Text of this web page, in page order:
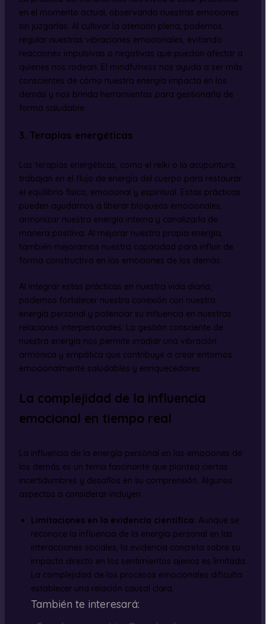
en el momento actual, observando nuestras emociones
sin juzgarlas. Al cultivar la atención plena, podemos
regular nuestras vibraciones emocionales, evitando
reacciones impulsivas o negativas que puedan afectar a
quienes nos rodean. El mindfulness nos ayuda a ser más
conscientes de cómo nuestra energía impacta en los
demás y nos brinda herramientas para gestionarla de
forma saludable.
3. Terapias energéticas
Las terapias energéticas, como el reiki o la acupuntura,
trabajan en el flujo de energía del cuerpo para restaurar
el equilibrio físico, emocional y espiritual. Estas prácticas
pueden ayudarnos a liberar bloqueos emocionales,
armonizar nuestra energía interna y canalizarla de
manera positiva. Al mejorar nuestra propia energía,
también mejoramos nuestra capacidad para influir de
forma constructiva en las emociones de los demás.
Al integrar estas prácticas en nuestra vida diaria,
podemos fortalecer nuestra conexión con nuestra
energía personal y potenciar su influencia en nuestras
relaciones interpersonales. La gestión consciente de
nuestra energía nos permite irradiar una vibración
armónica y empática que contribuye a crear entornos
emocionalmente saludables y enriquecedores.
La complejidad de la influencia
emocional en tiempo real
La influencia de la energía personal en las emociones de
los demás es un tema fascinante que plantea ciertas
incertidumbres y desafíos en su comprensión. Algunos
aspectos a considerar incluyen:
Limitaciones en la evidencia científica: Aunque se
reconoce la influencia de la energía personal en las
interacciones sociales, la evidencia concreta sobre su
impacto directo en los sentimientos ajenos es limitada.
La complejidad de los procesos emocionales dificulta
establecer una relación causal clara.
También te interesará: